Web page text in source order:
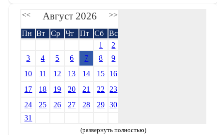
<< Август 2026 >>
Пн Вт Ср Чт Пт Сб
Вс
1
2
3
4 5 6 7 8
9
10
11 12 13 14 15
16
17
18 19 20 21 22
23
24
25 26 27 28 29
30
31
(развернуть полностью)